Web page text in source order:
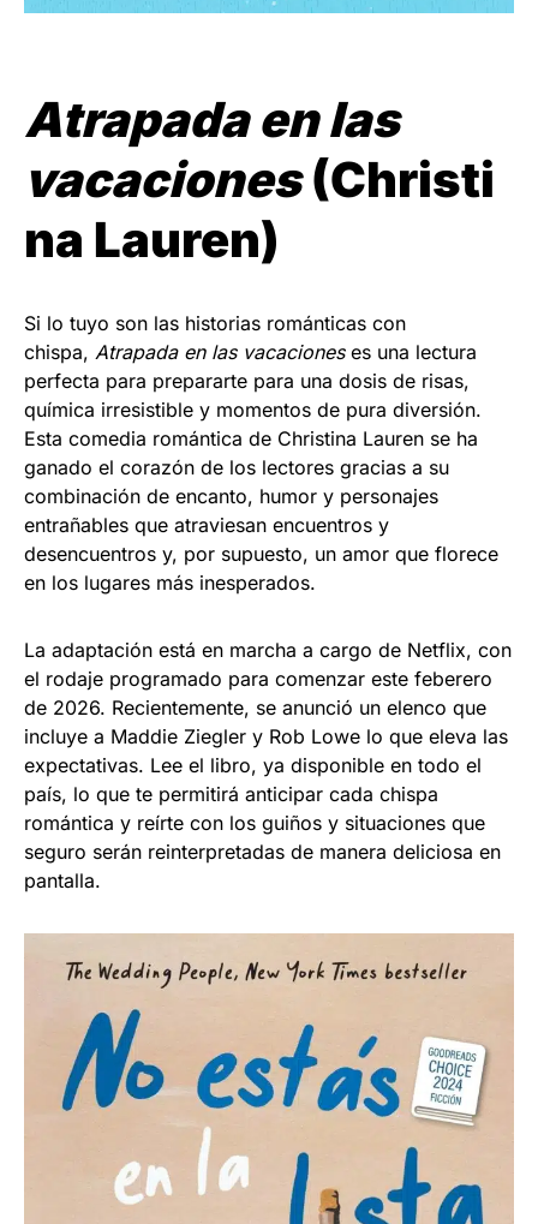
Atrapada en las
vacaciones(Christi
na Lauren)
Si lo tuyo son las historias románticas con
chispa, Atrapada en las vacacioneses una lectura
perfecta para prepararte para una dosis de risas,
química irresistible y momentos de pura diversión.
Esta comedia romántica de Christina Lauren se ha
ganado el corazón de los lectores gracias a su
combinación de encanto, humor y personajes
entrañables que atraviesan encuentros y
desencuentros y, por supuesto, un amor que florece
en los lugares más inesperados.
La adaptación está en marcha a cargo de Netflix, con
el rodaje programado para comenzar este feberero
de 2026. Recientemente, se anunció un elenco que
incluye a Maddie Ziegler y Rob Lowe lo que eleva las
expectativas. Lee el libro, ya disponible en todo el
país, lo que te permitirá anticipar cada chispa
romántica y reírte con los guiños y situaciones que
seguro serán reinterpretadas de manera deliciosa en
pantalla.